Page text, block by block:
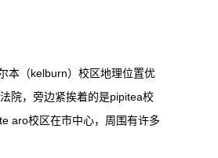
本（kelburn）校区地理位置优
院，旁边紧挨着的是pipitea校
aro校区在市中心，周围有许多